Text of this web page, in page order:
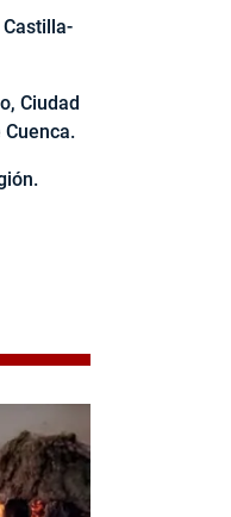
Castilla-
Ciudad
Cuenca.